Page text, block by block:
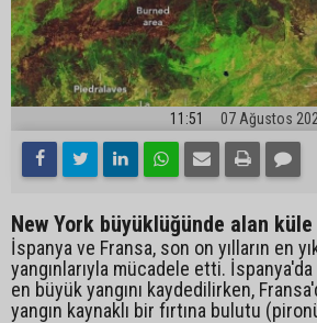
11:51 07 Ağustos
New York büyüklüğünde alan küle
İspanya ve Fransa, son on yılların en
yangınlarıyla mücadele etti.
en büyük yangını kaydedilirken,
yangın kaynaklı bir fırtına bulutu